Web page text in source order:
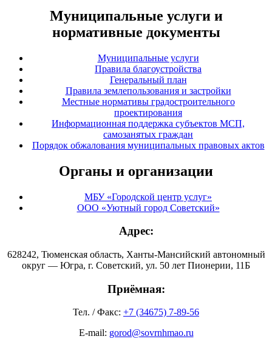
Муниципальные услуги и
нормативные документы
Муниципальные услуги
Правила благоустройства
Генеральный план
Правила землепользования и застройки
Местные нормативы градостроительного
проектирования
Информационная поддержка субъектов МСП,
самозанятых граждан
Порядок обжалования муниципальных правовых актов
Органы и организации
МБУ «Городской центр услуг»
ООО «Уютный город Советский»
Адрес:
628242, Тюменская область, Ханты-Мансийский автономный
округ — Югра, г. Советский, ул. 50 лет Пионерии, 11Б
Приёмная:
Тел. / Факс: +7 (34675) 7-89-56
E-mail: gorod@sovrnhmao.ru